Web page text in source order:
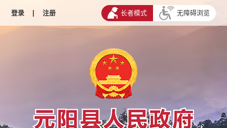
登录 | 注册 长者模式 无障碍浏览